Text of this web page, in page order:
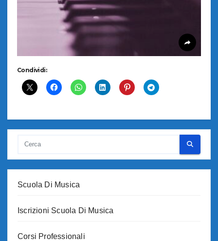
Condividi:
Scuola Di Musica
Iscrizioni Scuola Di Musica
Corsi Professionali